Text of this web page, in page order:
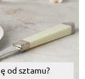
od sztamu?